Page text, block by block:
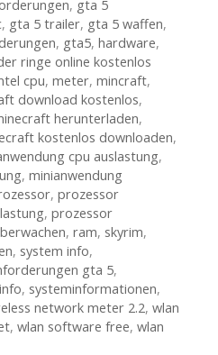
, gta 5
, gta 5 trailer, gta 5 waffen,
, gta5, hardware,
ringe online kostenlos
cpu, meter, mincraft,
download kostenlos,
herunterladen,
kostenlos downloaden,
cpu auslastung,
, minianwendung
, prozessor
, prozessor
, ram, skyrim,
, system info,
gta 5,
, systeminformationen,
network meter 2.2, wlan
, wlan software free, wlan